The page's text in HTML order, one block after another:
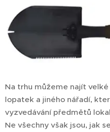
Na trhu můžeme najít
lopatek a jiného nářadí,
vyzvedávání předmětů
Ne všechny však jsou, jak